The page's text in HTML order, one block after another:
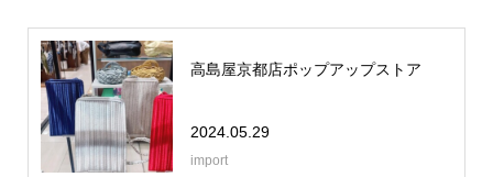
高島屋京都店ポップアップストア
2024.05.29
import